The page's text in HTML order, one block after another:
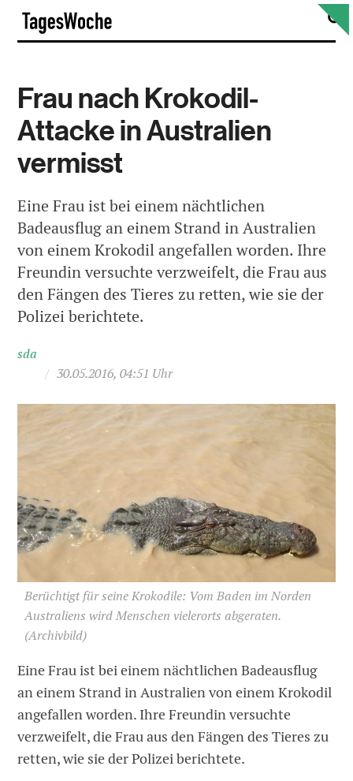
Skip
content
Frau nach Krokodil-
Attacke in Australien
vermisst
Eine Frau ist bei einem nächtlichen
Badeausflug an einem Strand in Australien
von einem Krokodil angefallen worden. Ihre
Freundin versuchte verzweifelt, die Frau aus
den Fängen des Tieres zu retten, wie sie der
Polizei berichtete.
sda
/ 30.05.2016, 04:51 Uhr
Berüchtigt für seine Krokodile: Vom Baden im Norden
Australiens wird Menschen vielerorts abgeraten.
(Archivbild)
Eine Frau ist bei einem nächtlichen Badeausflug
an einem Strand in Australien von einem Krokodil
angefallen worden. Ihre Freundin versuchte
verzweifelt, die Frau aus den Fängen des Tieres zu
retten, wie sie der Polizei berichtete.